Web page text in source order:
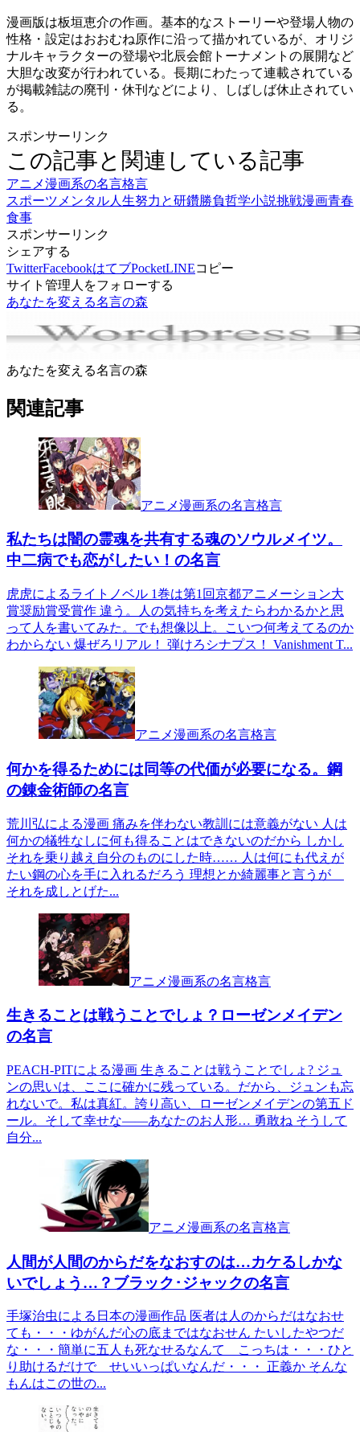
漫画版は板垣恵介の作画。基本的なストーリーや登場人物の
性格・設定はおおむね原作に沿って描かれているが、オリジ
ナルキャラクターの登場や北辰会館トーナメントの展開など
大胆な改変が行われている。長期にわたって連載されている
が掲載雑誌の廃刊・休刊などにより、しばしば休止されてい
る。
スポンサーリンク
この記事と関連している記事
アニメ漫画系の名言格言
スポーツ メンタル人生努力と研鑽勝負哲学小説挑戦漫画青春
食事
スポンサーリンク
シェアする
TwitterFacebookはてブPocketLINEコピー
サイト管理人をフォローする
あなたを変える名言の森
あなたを変える名言の森
関連記事
アニメ漫画系の名言格言
私たちは闇の霊魂を共有する魂のソウルメイツ。
中二病でも恋がしたい！の名言
虎虎によるライトノベル 1巻は第1回京都アニメーション大
賞奨励賞受賞作 違う。人の気持ちを考えたらわかるかと思
って人を書いてみた。でも想像以上。こいつ何考えてるのか
わからない 爆ぜろリアル！ 弾けろシナプス！ Vanishment T...
アニメ漫画系の名言格言
何かを得るためには同等の代価が必要になる。鋼
の錬金術師の名言
荒川弘による漫画 痛みを伴わない教訓には意義がない 人は
何かの犠牲なしに何も得ることはできないのだから しかし
それを乗り越え自分のものにした時…… 人は何にも代えが
たい鋼の心を手に入れるだろう 理想とか綺麗事と言うが
それを成しとげた...
アニメ漫画系の名言格言
生きることは戦うことでしょ？ローゼンメイデン
の名言
PEACH-PITによる漫画 生きることは戦うことでしょ? ジュ
ンの思いは、ここに確かに残っている。だから、ジュンも忘
れないで。私は真紅。誇り高い、ローゼンメイデンの第五ド
ール。そして幸せな――あなたのお人形… 勇敢ね そうして
自分...
アニメ漫画系の名言格言
人間が人間のからだをなおすのは…カケるしかな
いでしょう…？ブラック･ジャックの名言
手塚治虫による日本の漫画作品 医者は人のからだはなおせ
ても・・・ゆがんだ心の底まではなおせん たいしたやつだ
な・・・簡単に五人も死なせるなんて こっちは・・・ひと
り助けるだけで せいいっぱいなんだ・・・ 正義か そんな
もんはこの世の...